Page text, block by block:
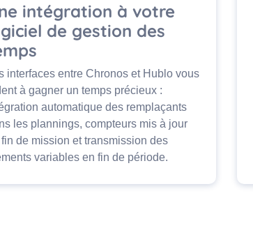
intégration à votre
de gestion des
interfaces entre Chronos et Hublo vous
à gagner un temps précieux :
automatique des remplaçants
les plannings, compteurs mis à jour
de mission et transmission des
variables en fin de période.